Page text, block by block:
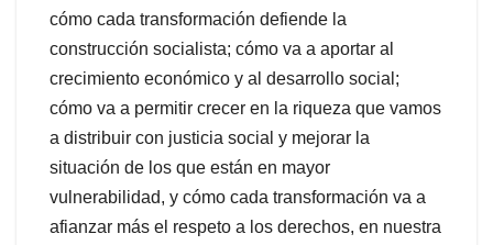
cómo cada transformación defiende la
construcción socialista; cómo va a aportar al
crecimiento económico y al desarrollo social;
cómo va a permitir crecer en la riqueza que vamos
a distribuir con justicia social y mejorar la
situación de los que están en mayor
vulnerabilidad, y cómo cada transformación va a
afianzar más el respeto a los derechos, en nuestra